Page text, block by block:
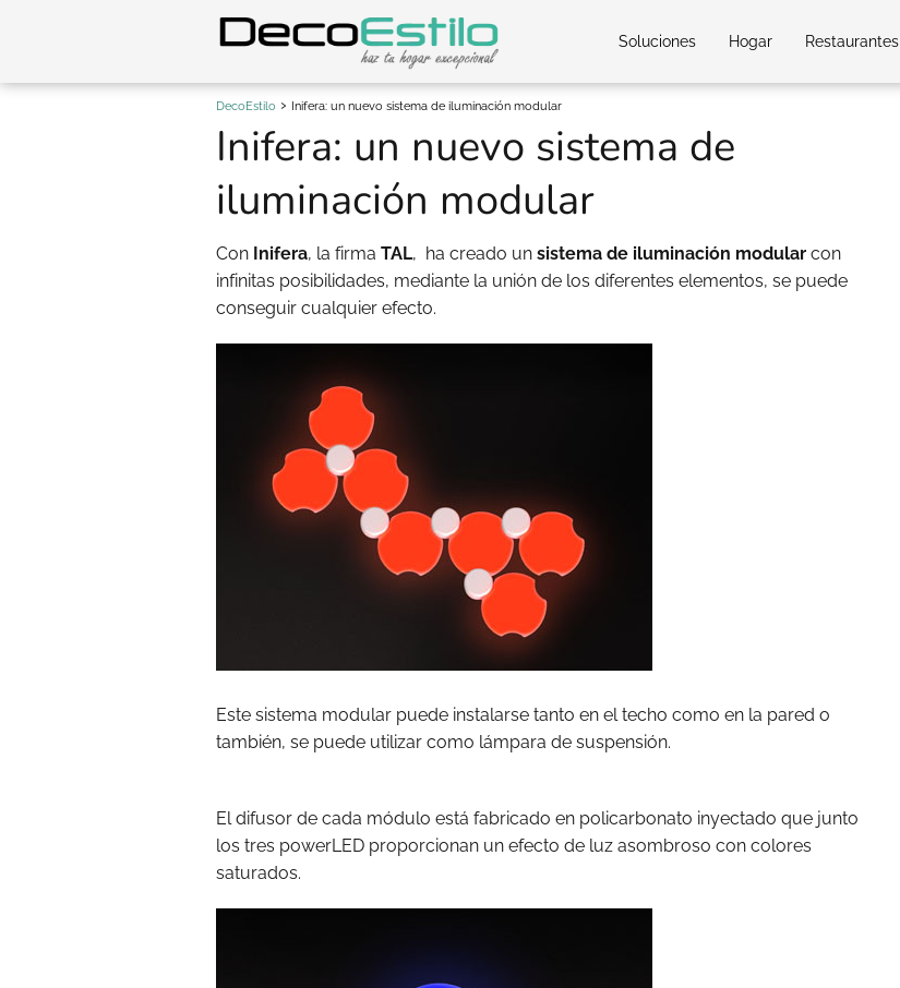
Soluciones Hogar Restaurantes
DecoEstilo Inifera: un nuevo sistema de iluminación modular
Inifera: un nuevo sistema de
iluminación modular
Con Inifera, la firma TAL, ha creado un sistema de iluminación modular con
infinitas posibilidades, mediante la unión de los diferentes elementos, se puede
conseguir cualquier efecto.
Este sistema modular puede instalarse tanto en el techo como en la pared o
también, se puede utilizar como lámpara de suspensión.
El difusor de cada módulo está fabricado en policarbonato inyectado que junto
los tres powerLED proporcionan un efecto de luz asombroso con colores
saturados.